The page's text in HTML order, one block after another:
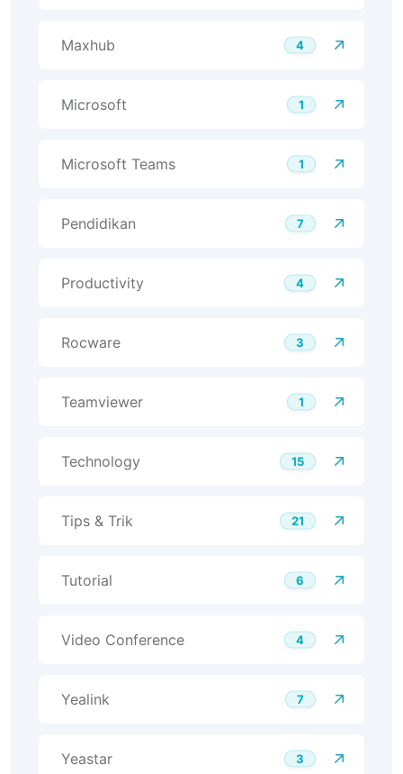
Maxhub 4
Microsoft 1
Microsoft Teams 1
Pendidikan 7
Productivity 4
Rocware 3
Teamviewer 1
Technology 15
Tips & Trik 21
Tutorial 6
Video Conference 4
Yealink 7
Yeastar 3